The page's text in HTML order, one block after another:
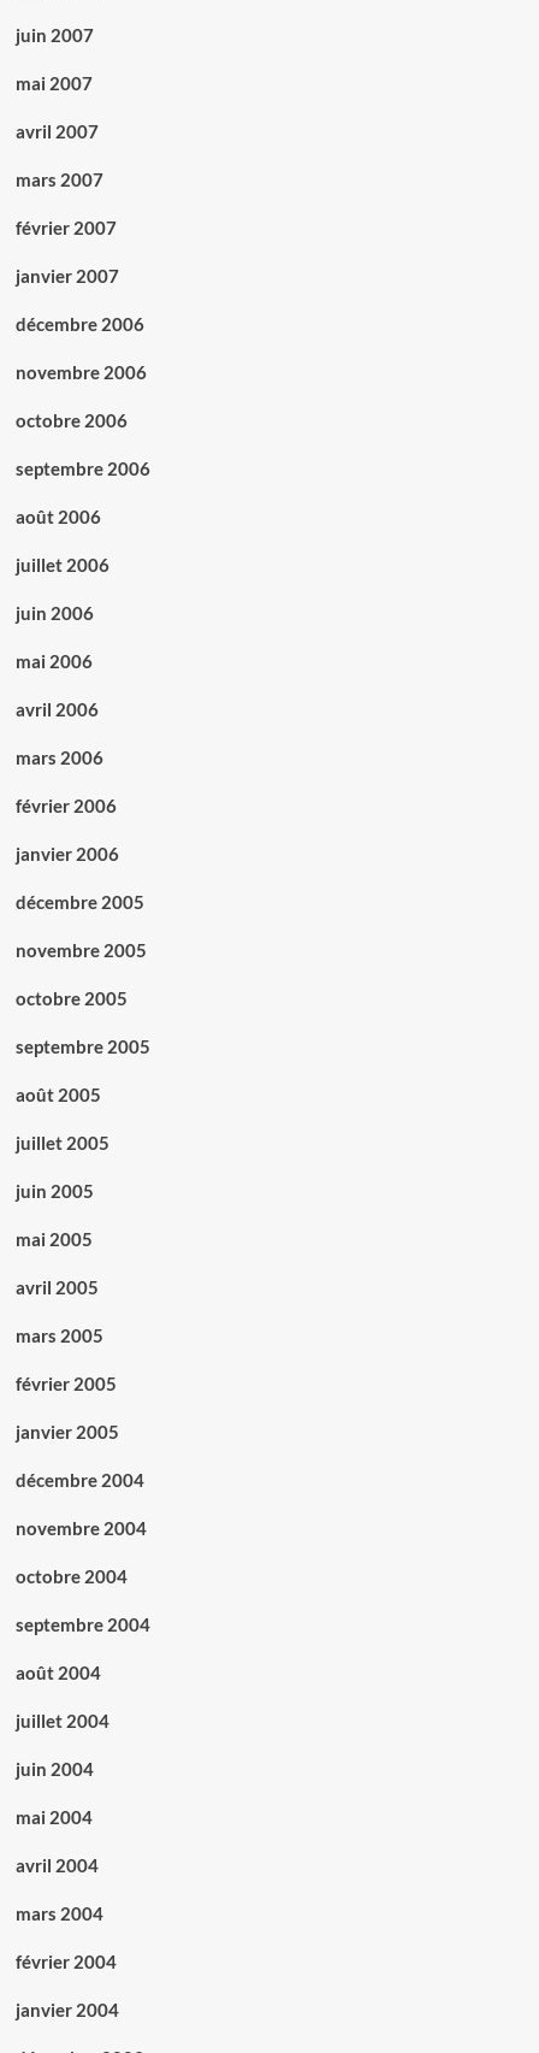
juin 2007
mai 2007
avril 2007
mars 2007
février 2007
janvier 2007
décembre 2006
novembre 2006
octobre 2006
septembre 2006
août 2006
juillet 2006
juin 2006
mai 2006
avril 2006
mars 2006
février 2006
janvier 2006
décembre 2005
novembre 2005
octobre 2005
septembre 2005
août 2005
juillet 2005
juin 2005
mai 2005
avril 2005
mars 2005
février 2005
janvier 2005
décembre 2004
novembre 2004
octobre 2004
septembre 2004
août 2004
juillet 2004
juin 2004
mai 2004
avril 2004
mars 2004
février 2004
janvier 2004